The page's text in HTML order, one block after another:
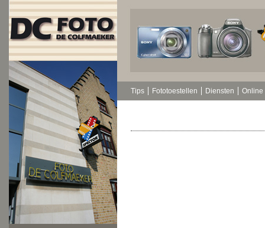
Tips Fototoestellen Diensten Online